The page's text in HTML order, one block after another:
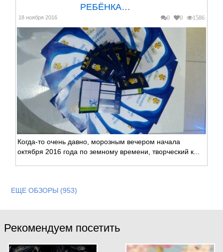
РЕБЁНКА…
0 0 1586
18 ноября 2016
Когда-то очень давно, морозным вечером начала
октября 2016 года по земному времени, творческий к...
ЕЩЕ ОБЗОРЫ (953)
Рекомендуем посетить